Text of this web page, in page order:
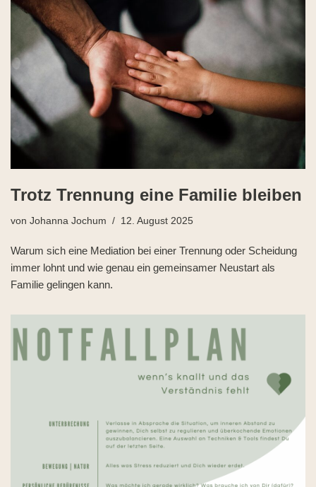
Trotz Trennung eine Familie bleiben
von Johanna Jochum 12. August 2025
Warum sich eine Mediation bei einer Trennung oder Scheidung
immer lohnt und wie genau ein gemeinsamer Neustart als
Familie gelingen kann.